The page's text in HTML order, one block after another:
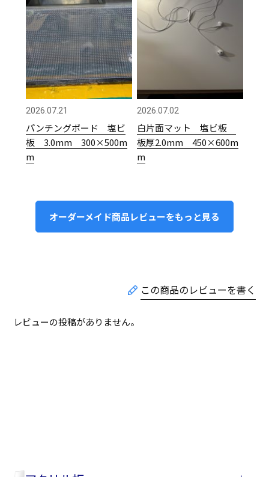
2026.07.21
パンチングボード 塩ビ
板 3.0mm 300×500m
m
2026.07.02
白片面マット 塩ビ板
板厚2.0mm 450×600m
m
オーダーメイド商品レビューをもっと見る
レビューの投稿がありません。